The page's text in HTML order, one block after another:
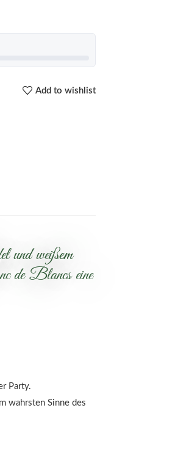
Add to wishlist
und weißem
de Blancs eine
Party.
wahrsten Sinne des